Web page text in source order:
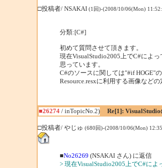
□投稿者/ NSAKAI (1回)-(2008/10/06(Mon)
分類:[C#]
初めて質問させて頂きます。
現在VisualStudio2005上でC#によ
思っています。
C#のソースに関しては"#if HOGE"
Resource.resxに利用する画像など
■26274/ inTopicNo.2)
Re[1]:
□投稿者/ やじゅ (680回)-(2008/10/06(Mon)
■No26269 (NSAKAI さん) に返信
> 現在VisualStudio2005上でC#に